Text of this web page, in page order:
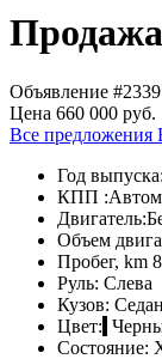
Объявление
Цена 660 000 руб.
Все предложения
Год выпуска:
КПП :
Двигатель:
Объем
Пробег, km
Руль: Слева
Кузов: Седан
Цвет:
Состояние: